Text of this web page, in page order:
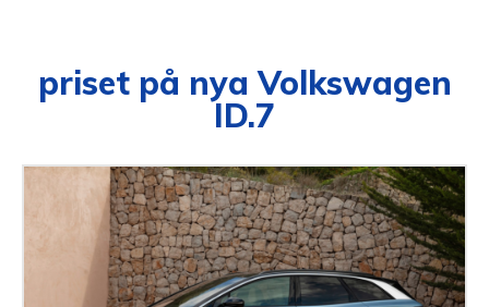
priset på nya Volkswagen
ID.7